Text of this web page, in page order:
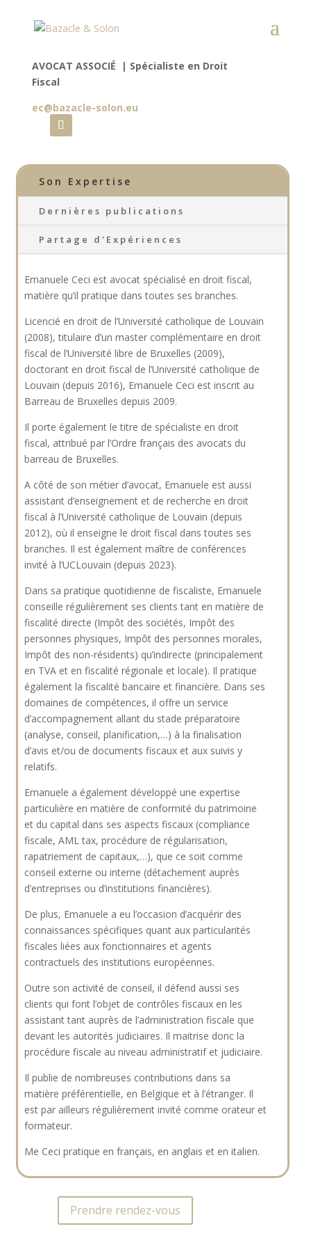
Emanuele CECI
AVOCAT ASSOCIÉ | Spécialiste en Droit
Fiscal
ec@bazacle-solon.eu
Son Expertise
Dernières publications
Partage d'Expériences
Emanuele Ceci est avocat spécialisé en droit fiscal,
matière qu’il pratique dans toutes ses branches.
Licencié en droit de l’Université catholique de Louvain
(2008), titulaire d’un master complémentaire en droit
fiscal de l’Université libre de Bruxelles (2009),
doctorant en droit fiscal de l’Université catholique de
Louvain (depuis 2016), Emanuele Ceci est inscrit au
Barreau de Bruxelles depuis 2009.
Il porte également le titre de spécialiste en droit
fiscal, attribué par l’Ordre français des avocats du
barreau de Bruxelles.
A côté de son métier d’avocat, Emanuele est aussi
assistant d’enseignement et de recherche en droit
fiscal à l’Université catholique de Louvain (depuis
2012), où il enseigne le droit fiscal dans toutes ses
branches. Il est également maître de conférences
invité à l’UCLouvain (depuis 2023).
Dans sa pratique quotidienne de fiscaliste, Emanuele
conseille régulièrement ses clients tant en matière de
fiscalité directe (Impôt des sociétés, Impôt des
personnes physiques, Impôt des personnes morales,
Impôt des non-résidents) qu’indirecte (principalement
en TVA et en fiscalité régionale et locale). Il pratique
également la fiscalité bancaire et financière. Dans ses
domaines de compétences, il offre un service
d’accompagnement allant du stade préparatoire
(analyse, conseil, planification,…) à la finalisation
d’avis et/ou de documents fiscaux et aux suivis y
relatifs.
Emanuele a également développé une expertise
particulière en matière de conformité du patrimoine
et du capital dans ses aspects fiscaux (compliance
fiscale, AML tax, procédure de régularisation,
rapatriement de capitaux,…), que ce soit comme
conseil externe ou interne (détachement auprès
d’entreprises ou d’institutions financières).
De plus, Emanuele a eu l’occasion d’acquérir des
connaissances spécifiques quant aux particularités
fiscales liées aux fonctionnaires et agents
contractuels des institutions européennes.
Outre son activité de conseil, il défend aussi ses
clients qui font l’objet de contrôles fiscaux en les
assistant tant auprès de l’administration fiscale que
devant les autorités judiciaires. Il maitrise donc la
procédure fiscale au niveau administratif et judiciaire.
Il publie de nombreuses contributions dans sa
matière préférentielle, en Belgique et à l’étranger. Il
est par ailleurs régulièrement invité comme orateur et
formateur.
Me Ceci pratique en français, en anglais et en italien.
Prendre rendez-vous